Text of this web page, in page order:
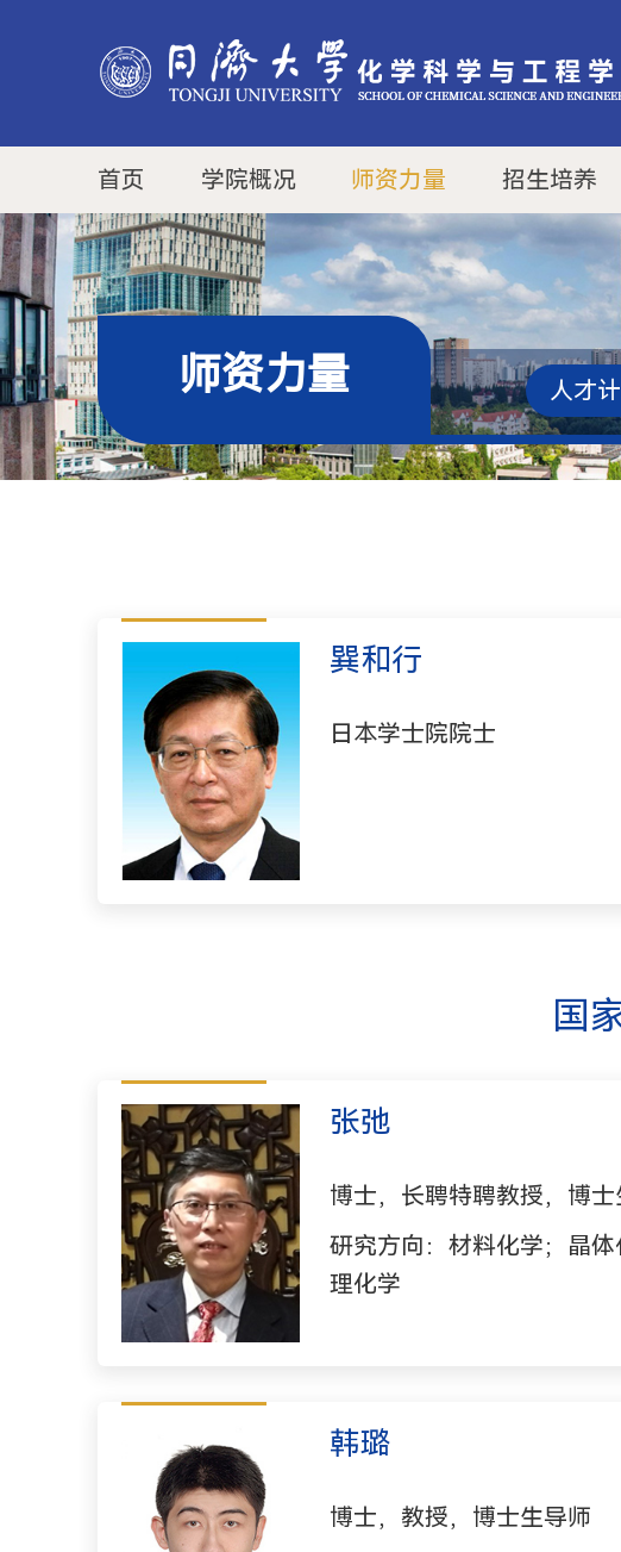
首页 学院概况 师资力量 招生培养
师资力量 人才
巽和行
日本学士院院士
国
张弛
博士，长聘特聘教授，博士
研究方向：材料化学；晶
理化学
韩璐
博士，教授，博士生导师